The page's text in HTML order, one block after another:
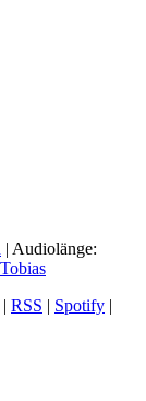
| Audiolänge:
Tobias
| RSS | Spotify |